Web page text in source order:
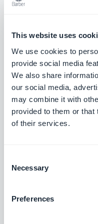
This website uses
We use cookies to
provide social media
We also share
our social media,
may combine it with
provided to them or that
of their services.
Selection
Necessary
Preferences
A l’inverse
requière pas
Pour résumer, vous
votre App ID et de
vous pouvez trouver
La transition
Une fois que la